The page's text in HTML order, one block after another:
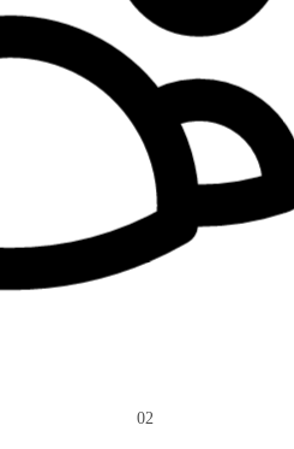
02